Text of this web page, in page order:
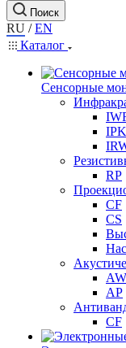
Поиск
RU /EN
Каталог
Сенсорные
IPK
RP
CF
CS
AW
AP
CF